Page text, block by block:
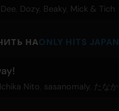
Dozy, Beaky, Mick & Tich
НАONLY HITS JAPAN
Ichika Nito sasanomaly, たなか